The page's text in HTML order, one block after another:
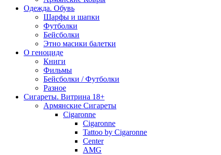
Одежда. Обувь
Шарфы и шапки
Футболки
Бейсболки
Этно масики балетки
О геноциде
Книги
Фильмы
Бейсболки / Футболки
Разное
Сигареты. Витрина 18+
Армянские Сигареты
Cigaronne
Cigaronne
Tattoo by Cigaronne
Center
AMG